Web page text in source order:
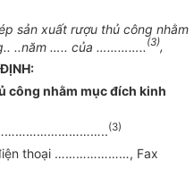
sản xuất rượu thủ công nhằm
..năm của (3),
công nhằm mục đích kinh
(3)
thoại …………………, Fax